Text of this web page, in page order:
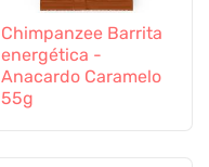
Chimpanzee Barrita
energética -
Anacardo Caramelo
55g